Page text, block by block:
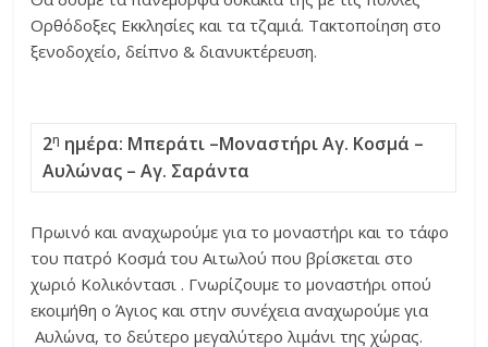
Ορθόδοξες Εκκλησίες και τα τζαμιά. Τακτοποίηση στο
ξενοδοχείο, δείπνο & διανυκτέρευση.
2η ημέρα: Μπεράτι –Μοναστήρι Αγ. Κοσμά –
Αυλώνας – Αγ. Σαράντα
Πρωινό και αναχωρούμε για το μοναστήρι και το τάφο
του πατρό Κοσμά του Αιτωλού που βρίσκεται στο
χωριό Κολικόντασι . Γνωρίζουμε το μοναστήρι οπού
εκοιμήθη ο Άγιος και στην συνέχεια αναχωρούμε για
Αυλώνα, το δεύτερο μεγαλύτερο λιμάνι της χώρας.